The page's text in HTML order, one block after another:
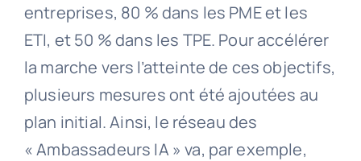
entreprises, 80 % dans les PME et les
ETI, et 50 % dans les TPE. Pour accélérer
la marche vers l’atteinte de ces objectifs,
plusieurs mesures ont été ajoutées au
plan initial. Ainsi, le réseau des
« Ambassadeurs IA » va, par exemple,